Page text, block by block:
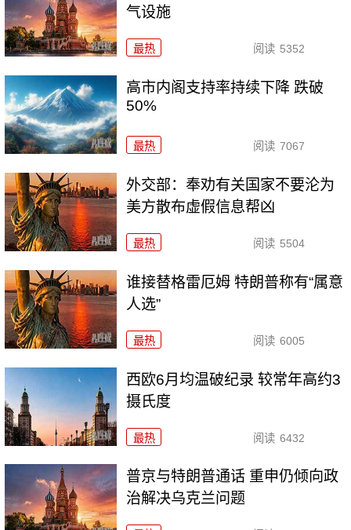
气设施
最热 阅读 5352
高市内阁支持率持续下降 跌破
50%
最热 阅读 7067
外交部：奉劝有关国家不要沦为
美方散布虚假信息帮凶
最热 阅读 5504
谁接替格雷厄姆 特朗普称有“属意
人选”
最热 阅读 6005
西欧6月均温破纪录 较常年高约3
摄氏度
最热 阅读 6432
普京与特朗普通话 重申仍倾向政
治解决乌克兰问题